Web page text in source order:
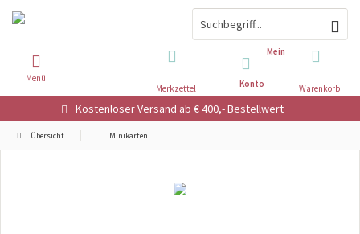
Kostenloser Versand ab € 400,- Bestellwert
Warenkorb
Merkzettel
Mein
Konto
Menü
Übersicht Minikarten